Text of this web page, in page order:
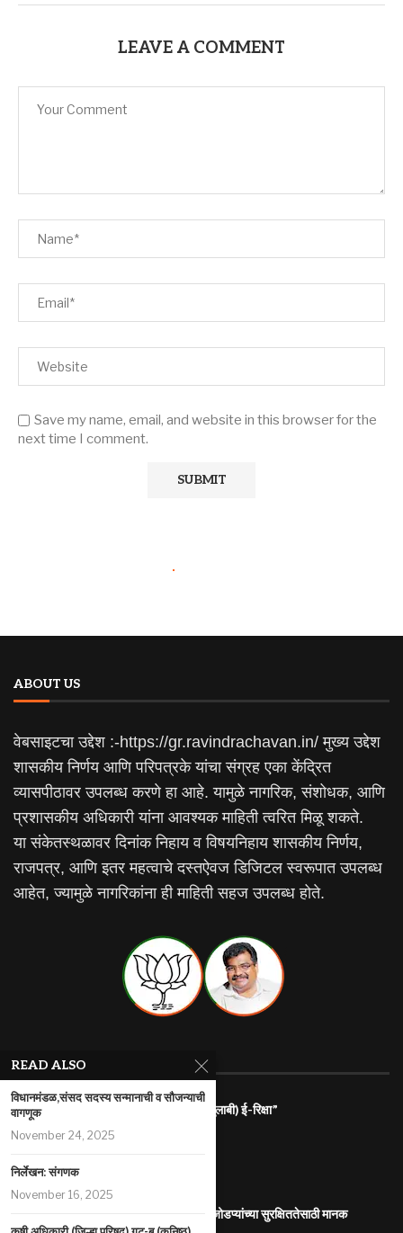
LEAVE A COMMENT
Save my name, email, and website in this browser for the
next time I comment.
ABOUT US
वेबसाइटचा उद्देश :-https://gr.ravindrachavan.in/ मुख्य उद्देश
शासकीय निर्णय आणि परिपत्रके यांचा संग्रह एका केंद्रित
व्यासपीठावर उपलब्ध करणे हा आहे. यामुळे नागरिक, संशोधक, आणि
प्रशासकीय अधिकारी यांना आवश्यक माहिती त्वरित मिळू शकते.
या संकेतस्थळावर दिनांक निहाय व विषयनिहाय शासकीय निर्णय,
राजपत्र, आणि इतर महत्वाचे दस्तऐवज डिजिटल स्वरूपात उपलब्ध
आहेत, ज्यामुळे नागरिकांना ही माहिती सहज उपलब्ध होते.
RECENT ARTICLES
राज्यातील गरजू महिलांना रोजगारासाठी “पिंक (गुलाबी) ई-रिक्षा”
July 31, 2026
महाराष्ट्र इलेक्ट्रिक वाहन धोरण
आंतरजातीय किंवा आंतरधर्मीय विवाह करणा-या जोडप्यांच्या सुरक्षिततेसाठी मानक
READ ALSO
विधानमंडळ,संसद सदस्य सन्मानाची व सौजन्याची
वागणूक
November 24, 2025
निर्लेखन: संगणक
November 16, 2025